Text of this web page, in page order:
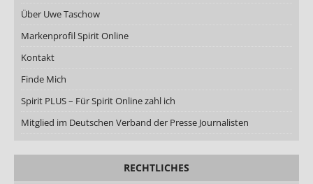
Über Uwe Taschow
Markenprofil Spirit Online
Kontakt
Finde Mich
Spirit PLUS – Für Spirit Online zahl ich
Mitglied im Deutschen Verband der Presse Journalisten
RECHTLICHES